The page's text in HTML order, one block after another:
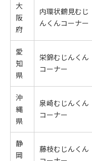
大
阪
府
内環状鶴見むじ
んくんコーナー
愛
知
県
栄錦むじんくん
コーナー
沖
縄
県
泉崎むじんくん
コーナー
静
岡
藤枝むじんくん